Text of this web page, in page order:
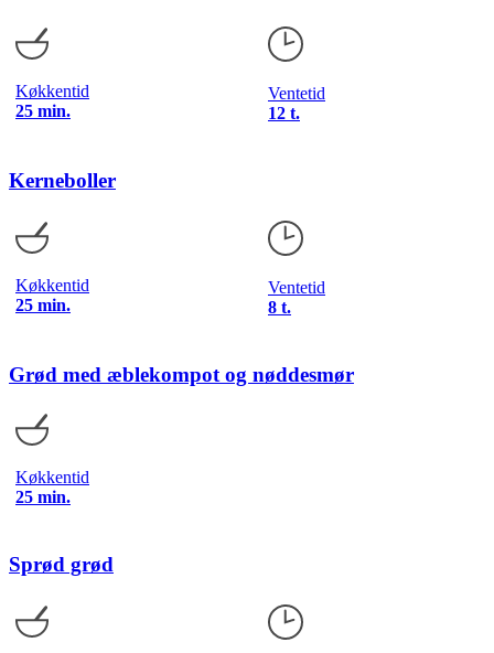
Køkkentid
25 min.
Ventetid
12 t.
Kerneboller
Køkkentid
25 min.
Ventetid
8 t.
Grød med æblekompot og nøddesmør
Køkkentid
25 min.
Sprød grød